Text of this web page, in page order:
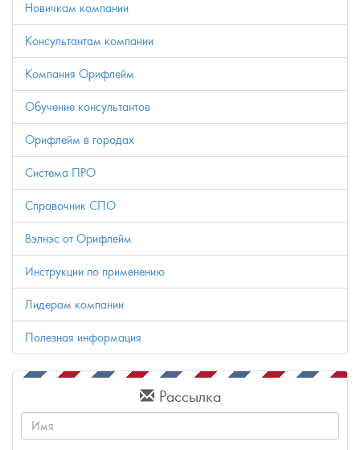
Новичкам компании
Консультантам компании
Компания Орифлейм
Обучение консультантов
Орифлейм в городах
Система ПРО
Справочник СПО
Вэлнэс от Орифлейм
Инструкции по применению
Лидерам компании
Полезная информация
Рассылка